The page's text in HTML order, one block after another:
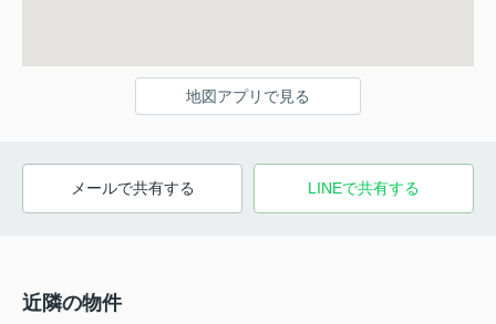
地図アプリで見る
メールで共有する LINEで共有する
近隣の物件